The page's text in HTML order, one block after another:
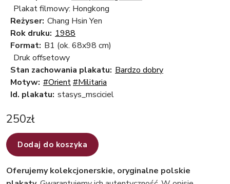
Plakat filmowy: Hongkong
Reżyser: Chang Hsin Yen
Rok druku: 1988
Format: B1 (ok. 68x98 cm)
Druk offsetowy
Stan zachowania plakatu: Bardzo dobry
Motyw: #Orient#Militaria
Id. plakatu: stasys_msciciel
250zł
Dodaj do koszyka
Oferujemy kolekcjonerskie, oryginalne polskie